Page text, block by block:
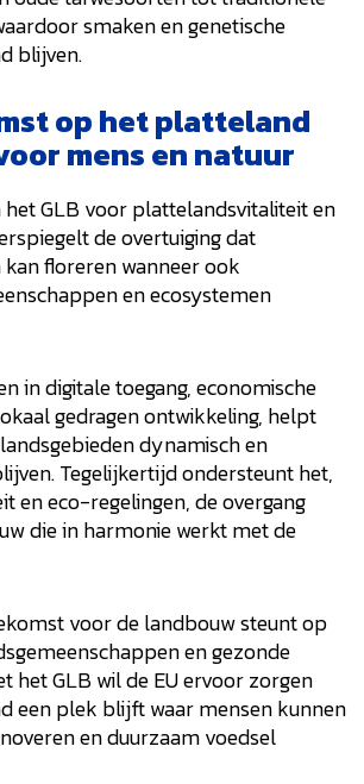
smaken en genetische
blijven.
op het platteland
mens en natuur
het GLB voor plattelandsvitaliteit en
de overtuiging dat
floreren wanneer ook
en ecosystemen
in digitale toegang, economische
gedragen ontwikkeling, helpt
dynamisch en
Tegelijkertijd ondersteunt het,
en eco-regelingen, de overgang
die in harmonie werkt met de
voor de landbouw steunt op
en gezonde
het GLB wil de EU ervoor zorgen
een plek blijft waar mensen kunnen
en duurzaam voedsel